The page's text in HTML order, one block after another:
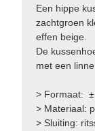
Een hippe
zachtgroen
effen beige.
De
met een
> Formaat:
> Materiaal:
> Sluiting: